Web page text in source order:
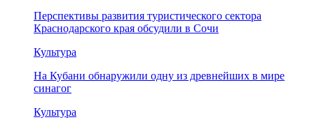
Перспективы развития туристического сектора
Краснодарского края обсудили в Сочи
Культура
На Кубани обнаружили одну из древнейших в мире
синагог
Культура